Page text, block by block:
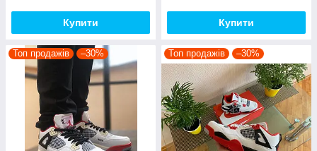
Купити Купити
Топ продажів –30% Топ продажів –30%